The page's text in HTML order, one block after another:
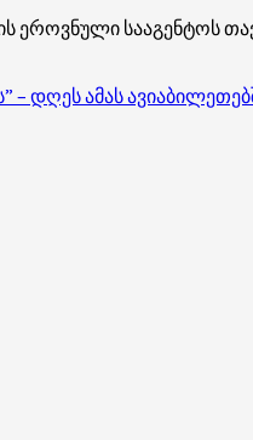
ეროვნული სააგენტოს
– დღეს ამას